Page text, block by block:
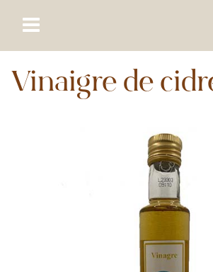
Vinaigre de